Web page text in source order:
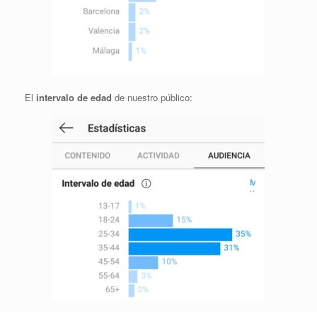
El intervalo de edad de nuestro público: